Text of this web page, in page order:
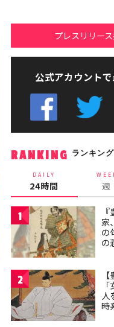
プレスリリー
公式アカウント
RANKING ランキング
DAILY
24時間 週
1
家
の
の
2
人
時